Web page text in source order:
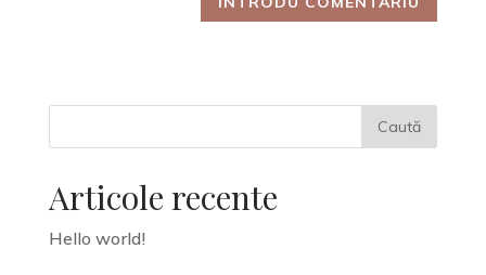
Articole recente
Hello world!